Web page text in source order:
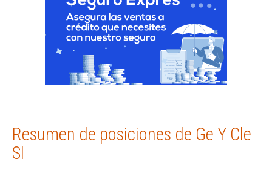
Resumen de posiciones de Ge Y Cle
Sl